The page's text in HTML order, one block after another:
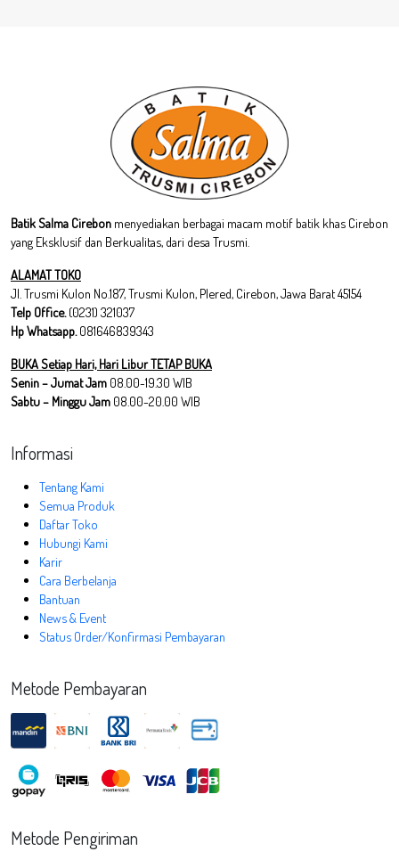
Batik Salma Cirebon menyediakan berbagai macam motif batik khas Cirebon
yang Eksklusif dan Berkualitas, dari desa Trusmi.
ALAMAT TOKO
Jl. Trusmi Kulon No.187, Trusmi Kulon, Plered, Cirebon, Jawa Barat 45154
Telp Office. (0231) 321037
Hp Whatsapp. 081646839343
BUKA Setiap Hari, Hari Libur TETAP BUKA
Senin – Jumat Jam 08.00-19.30 WIB
Sabtu – Minggu Jam 08.00-20.00 WIB
Informasi
Tentang Kami
Semua Produk
Daftar Toko
Hubungi Kami
Karir
Cara Berbelanja
Bantuan
News & Event
Status Order/Konfirmasi Pembayaran
Metode Pembayaran
Metode Pengiriman